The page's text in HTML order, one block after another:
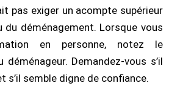
pas exiger un acompte supérieur
du déménagement. Lorsque vous
en personne, notez le
Demandez-vous s’il
s’il semble digne de confiance.